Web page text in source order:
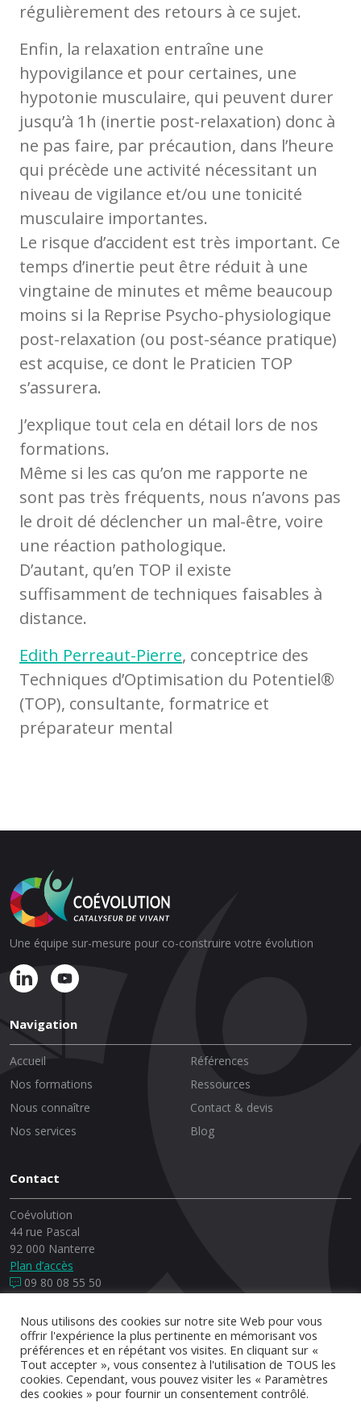
régulièrement des retours à ce sujet.
Enfin, la relaxation entraîne une
hypovigilance et pour certaines, une
hypotonie musculaire, qui peuvent durer
jusqu’à 1h (inertie post-relaxation) donc à
ne pas faire, par précaution, dans l’heure
qui précède une activité nécessitant un
niveau de vigilance et/ou une tonicité
musculaire importantes.
Le risque d’accident est très important. Ce
temps d’inertie peut être réduit à une
vingtaine de minutes et même beaucoup
moins si la Reprise Psycho-physiologique
post-relaxation (ou post-séance pratique)
est acquise, ce dont le Praticien TOP
s’assurera.
J’explique tout cela en détail lors de nos
formations.
Même si les cas qu’on me rapporte ne
sont pas très fréquents, nous n’avons pas
le droit dé déclencher un mal-être, voire
une réaction pathologique.
D’autant, qu’en TOP il existe
suffisamment de techniques faisables à
distance.
Edith Perreaut-Pierre, conceptrice des
Techniques d’Optimisation du Potentiel®
(TOP), consultante, formatrice et
préparateur mental
Une équipe sur-mesure pour co-construire votre évolution
Navigation
Accueil
Nos formations
Nous connaître
Nos services
Références
Ressources
Contact & devis
Blog
Contact
Coévolution
44 rue Pascal
92 000 Nanterre
Plan d’accès
09 80 08 55 50
© Copyrights, 2026 Coévolution - Conception et réalisation :
Brakisto *
Nous utilisons des cookies sur notre site Web pour vous
offrir l'expérience la plus pertinente en mémorisant vos
préférences et en répétant vos visites. En cliquant sur «
Tout accepter », vous consentez à l'utilisation de TOUS les
cookies. Cependant, vous pouvez visiter les « Paramètres
des cookies » pour fournir un consentement contrôlé.